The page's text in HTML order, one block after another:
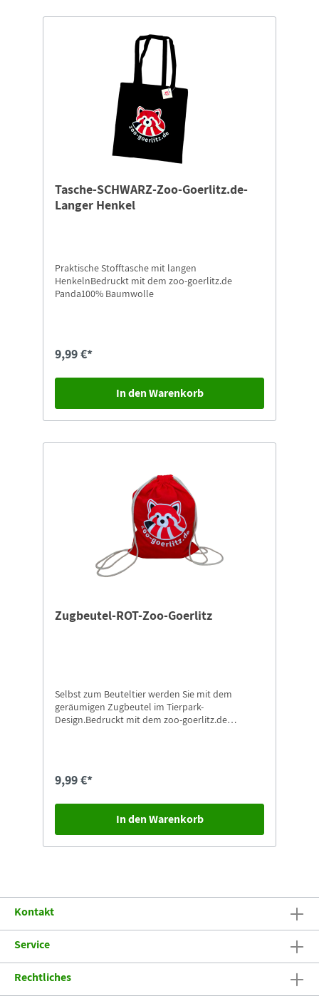
Tasche-SCHWARZ-Zoo-Goerlitz.de-
Langer Henkel
Praktische Stofftasche mit langen
HenkelnBedruckt mit dem zoo-goerlitz.de
Panda100% Baumwolle
9,99 €*
In den Warenkorb
Zugbeutel-ROT-Zoo-Goerlitz
Selbst zum Beuteltier werden Sie mit dem
geräumigen Zugbeutel im Tierpark-
Design.Bedruckt mit dem zoo-goerlitz.de
9,99 €*
In den Warenkorb
Kontakt
Service
Rechtliches